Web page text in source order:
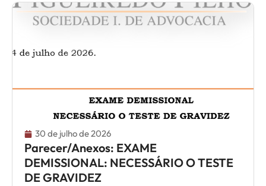
30 de julho de 2026
Parecer/Anexos: EXAME
DEMISSIONAL: NECESSÁRIO O TESTE
DE GRAVIDEZ